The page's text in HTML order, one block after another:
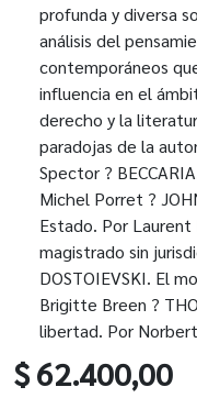
profunda y diversa
análisis del
contemporáneos
influencia en el
derecho y la literatura. Títulos: ?
paradojas de la
Spector ?
Michel Porret ?
Estado. Por Laurent
magistrado sin
DOSTOIEVSKI. El
Brigitte Breen ?
libertad. Por
$ 62.400,00